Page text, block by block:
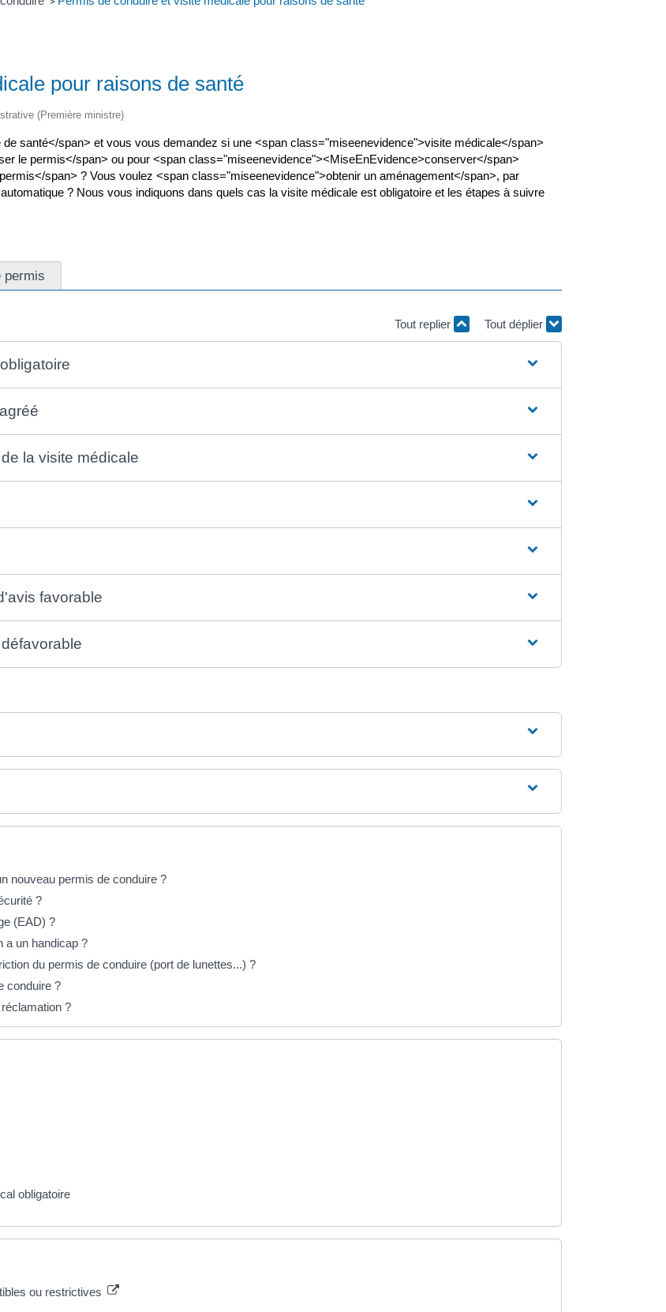
pour raisons de santé
(Première ministre)
santé</span> et vous vous demandez si une <span class="miseenevidence">visite médicale</span>
le permis</span> ou pour <span class="miseenevidence"><MiseEnEvidence>conserver</span>
span> ? Vous voulez <span class="miseenevidence">obtenir un aménagement</span>, par
? Nous vous indiquons dans quels cas la visite médicale est obligatoire et les étapes à suivre
permis
Tout replier Tout déplier
la visite médicale
favorable
nouveau permis de conduire ?
?
(EAD) ?
a un handicap ?
du permis de conduire (port de lunettes...) ?
conduire ?
?
obligatoire
ou restrictives